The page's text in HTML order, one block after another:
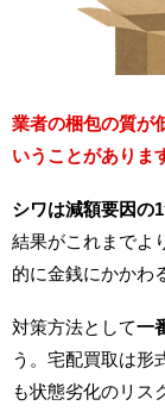
業者の梱包の質が
いうことがありま
シワは減額要因の
結果がこれまでよ
的に金銭にかかわ
対策方法として一
う。宅配買取は形
も状態劣化のリス